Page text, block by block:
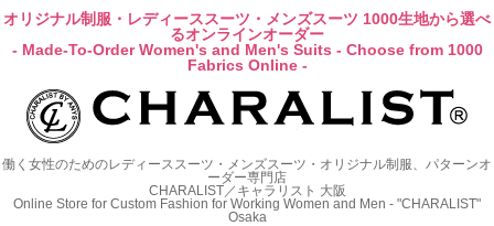
オリジナル制服・レディーススーツ・メンズスーツ 1000生地から選べ
るオンラインオーダー
- Made-To-Order Women's and Men's Suits - Choose from 1000
Fabrics Online -
働く女性のためのレディーススーツ・メンズスーツ・オリジナル制服、パターンオ
ーダー専門店
CHARALIST／キャラリスト 大阪
Online Store for Custom Fashion for Working Women and Men - "CHARALIST"
Osaka